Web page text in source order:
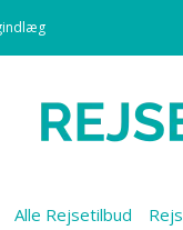
Alle Rejsetilbud